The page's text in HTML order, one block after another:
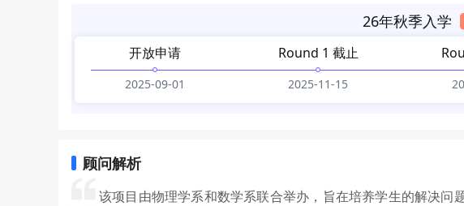
26年秋季入学
开放申请
2025-09-01
Round 1 截止
2025-11-15
顾问解析
该项目由物理学系和数学系联合举办，旨在培养学生的解决问